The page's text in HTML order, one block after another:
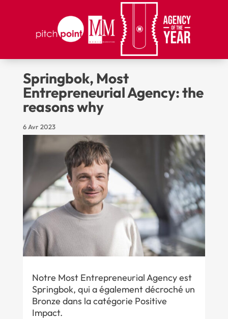
Springbok, Most
Entrepreneurial Agency: the
reasons why
6 Avr 2023
Notre Most Entrepreneurial Agency est
Springbok, qui a également décroché un
Bronze dans la catégorie Positive
Impact.